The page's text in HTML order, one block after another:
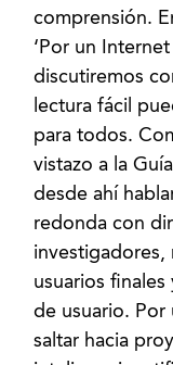
comprensión.
‘Por un
discutiremos
lectura fácil
para todos.
vistazo a la
desde ahí
redonda con
investigadores,
usuarios
de usuario. Por
saltar hacia